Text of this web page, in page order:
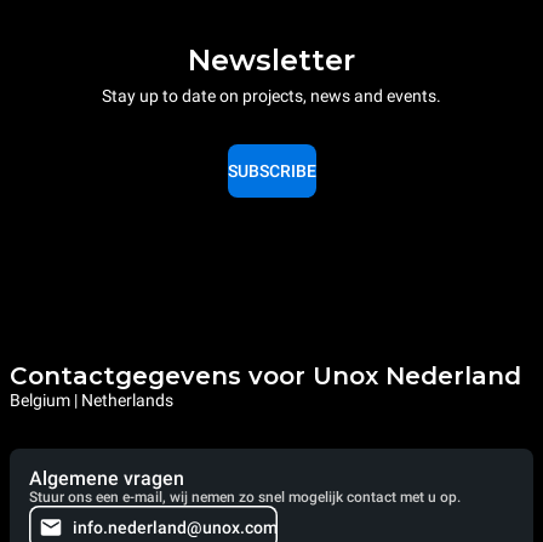
Newsletter
Stay up to date on projects, news and events.
SUBSCRIBE
Contactgegevens voor Unox Nederland
Belgium | Netherlands
Algemene vragen
Stuur ons een e-mail, wij nemen zo snel mogelijk contact met u op.
info.nederland@unox.com